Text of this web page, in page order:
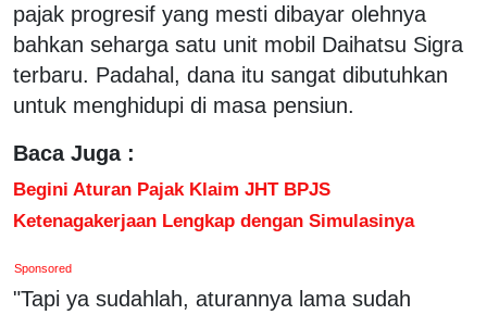
pajak progresif yang mesti dibayar olehnya
bahkan seharga satu unit mobil Daihatsu Sigra
terbaru. Padahal, dana itu sangat dibutuhkan
untuk menghidupi di masa pensiun.
Baca Juga :
Begini Aturan Pajak Klaim JHT BPJS
Ketenagakerjaan Lengkap dengan Simulasinya
Sponsored
"Tapi ya sudahlah, aturannya lama sudah